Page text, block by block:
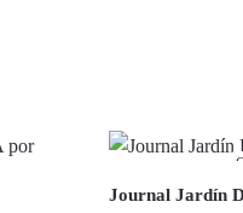
Journal Jardín